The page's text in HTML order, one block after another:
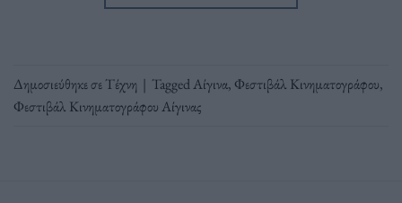
Δημοσιεύθηκε σεΤέχνη | TaggedΑίγινα, Φεστιβάλ Κινηματογράφου,
Φεστιβάλ Κινηματογράφου Αίγινας